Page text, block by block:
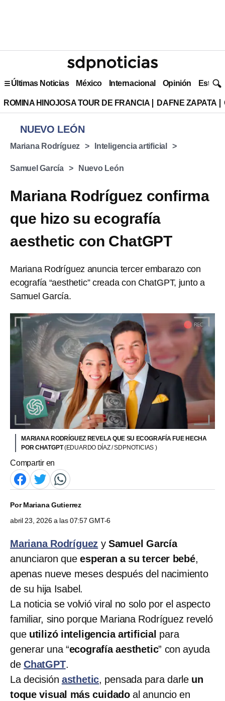
Últimas Noticias México Internacional Opinión Estilo
ROMINA HINOJOSA TOUR DE FRANCIA DAFNE ZAPATA
NUEVO LEÓN
Mariana Rodríguez Inteligencia artificial
Samuel García Nuevo León
Mariana Rodríguez confirma
que hizo su ecografía
aesthetic con ChatGPT
Mariana Rodríguez anuncia tercer embarazo con
ecografía “aesthetic” creada con ChatGPT, junto a
Samuel García.
MARIANA RODRÍGUEZ REVELA QUE SU ECOGRAFÍA FUE HECHA
POR CHATGPT(EDUARDO DÍAZ / SDPNOTICIAS )
Compartir en
PorMariana Gutierrez
abril 23, 2026 a las 07:57 GMT-6
Mariana Rodríguez y Samuel García
anunciaron queesperan a su tercer bebé,
apenas nueve meses después del nacimiento
de su hija Isabel.
La noticia se volvió viral no solo por el aspecto
familiar, sino porque Mariana Rodríguez reveló
que utilizó inteligencia artificial para
generar una “ecografía aesthetic” con ayuda
de ChatGPT.
La decisión asthetic, pensada para darle un
toque visual más cuidado al anuncio en